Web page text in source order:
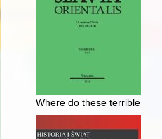
Where do these terrible